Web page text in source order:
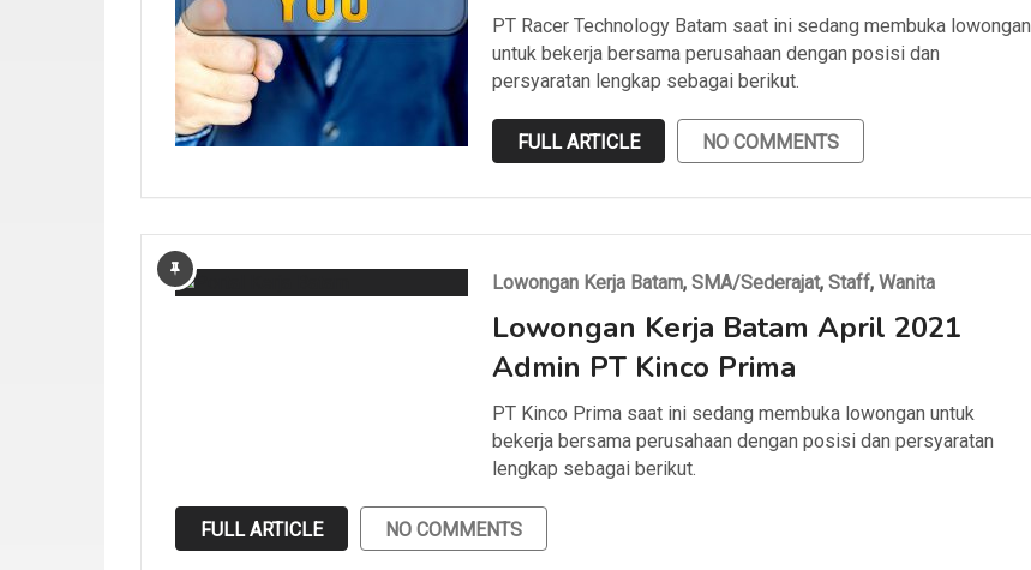
PT Racer Technology Batam saat ini sedang membuka lowongan
untuk bekerja bersama perusahaan dengan posisi dan
persyaratan lengkap sebagai berikut.
FULL ARTICLE NO COMMENTS
Lowongan Kerja Batam, SMA/Sederajat, Staff, Wanita
Lowongan Kerja Batam April 2021
Admin PT Kinco Prima
PT Kinco Prima saat ini sedang membuka lowongan untuk
bekerja bersama perusahaan dengan posisi dan persyaratan
lengkap sebagai berikut.
FULL ARTICLE NO COMMENTS